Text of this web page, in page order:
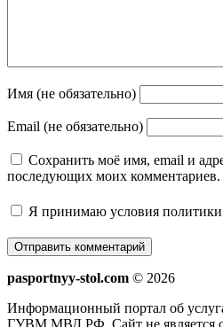
Имя (не обязательно)
Email (не обязательно)
Сохранить моё имя, email и
последующих моих комментариев.
Я принимаю условия
pasportnyy-stol.com © 2026
Информационный портал об
ГУВМ МВД РФ. Сайт не является